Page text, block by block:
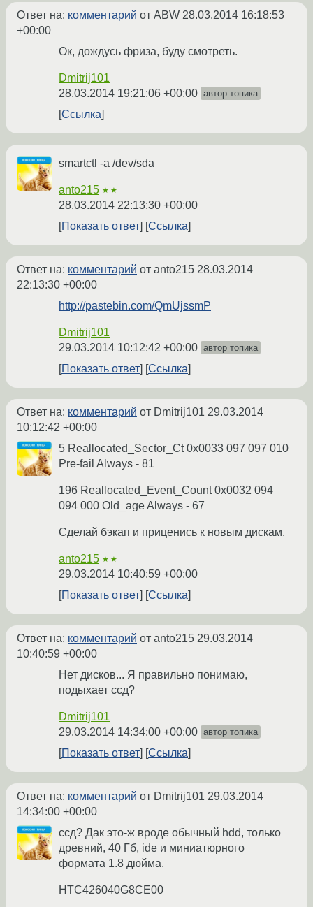
Ответ на: комментарий от ABW 28.03.2014 16:18:53
+00:00
Ок, дождусь фриза, буду смотреть.
Dmitrij101
28.03.2014 19:21:06 +00:00 автор топика
Ссылка
smartctl -a /dev/sda
anto215 ★★
28.03.2014 22:13:30 +00:00
Показать ответ
Ссылка
Ответ на: комментарий от anto215 28.03.2014
22:13:30 +00:00
http://pastebin.com/QmUjssmP
Dmitrij101
29.03.2014 10:12:42 +00:00 автор топика
Показать ответ Ссылка
Ответ на: комментарий от Dmitrij101 29.03.2014
10:12:42 +00:00
5 Reallocated_Sector_Ct 0x0033 097 097 010
Pre-fail Always - 81
196 Reallocated_Event_Count 0x0032 094
094 000 Old_age Always - 67
Сделай бэкап и приценись к новым дискам.
anto215 ★★
29.03.2014 10:40:59 +00:00
Показать ответ
Ссылка
Ответ на: комментарий от anto215 29.03.2014
10:40:59 +00:00
Нет дисков... Я правильно понимаю,
подыхает ссд?
Dmitrij101
29.03.2014 14:34:00 +00:00 автор топика
Показать ответ Ссылка
Ответ на: комментарий от Dmitrij101 29.03.2014
14:34:00 +00:00
ссд? Дак это-ж вроде обычный hdd, только
древний, 40 Гб, ide и миниатюрного
формата 1.8 дюйма.
HTC426040G8CE00